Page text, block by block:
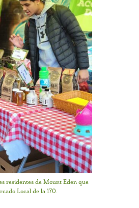
residentes de Mount Eden que
Local de la 170.